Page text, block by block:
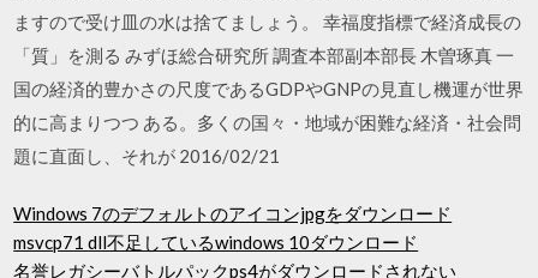
ますので受け皿の水は捨てましょう。 幸福度指標で経済成長の
「質」を測る みずほ総合研究所 調査本部副本部長 木曽琢真 一
国の経済的豊かさの尺度であるGDPやGNPの見直し機運が世界
的に高まりつつ ある。多くの国々・地域が困難な経済・社会問
題に直面し、それが 2016/02/21
Windows 7のデフォルトのアイコンjpgをダウンロード
msvcp71 dll不足しているwindows 10ダウンロード
名誉レガシーバトルパックps4がダウンロードされない